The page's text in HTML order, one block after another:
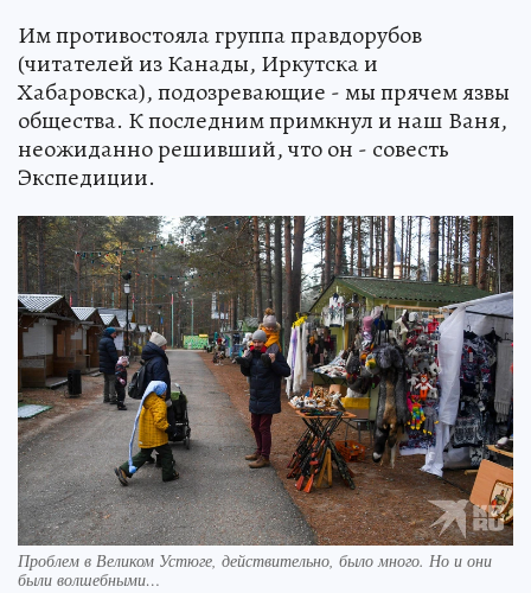
Им противостояла группа правдорубов
(читателей из Канады, Иркутска и
Хабаровска), подозревающие - мы прячем язвы
общества. К последним примкнул и наш Ваня,
неожиданно решивший, что он - совесть
Экспедиции.
Проблем в Великом Устюге, действительно, было много. Но и они
были волшебными…